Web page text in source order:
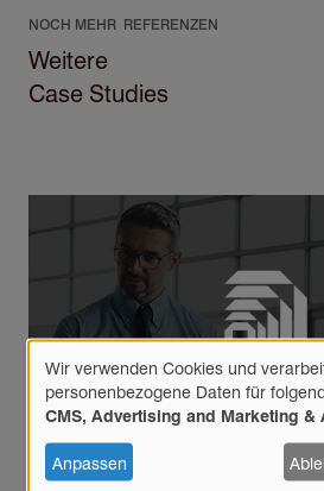
NOCH MEHR REFERENZEN
Weitere
Case Studies
Verwendung
personenbezogener
Daten
und
Cookies
Wir verwenden Cookies und
personenbezogene Daten für
CMS, Advertising and Marketing &
Anpassen